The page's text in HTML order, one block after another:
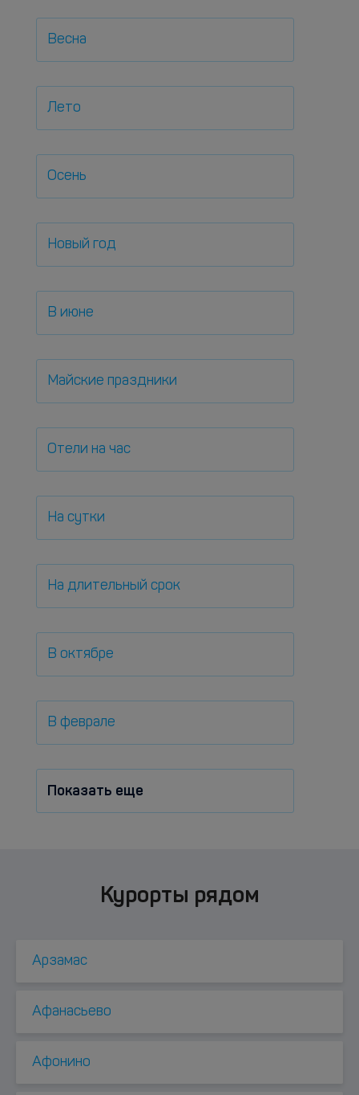
Весна
Лето
Осень
Новый год
В июне
Майские праздники
Отели на час
На сутки
На длительный срок
В октябре
В феврале
Показать еще
Курорты рядом
Арзамас
Афанасьево
Афонино